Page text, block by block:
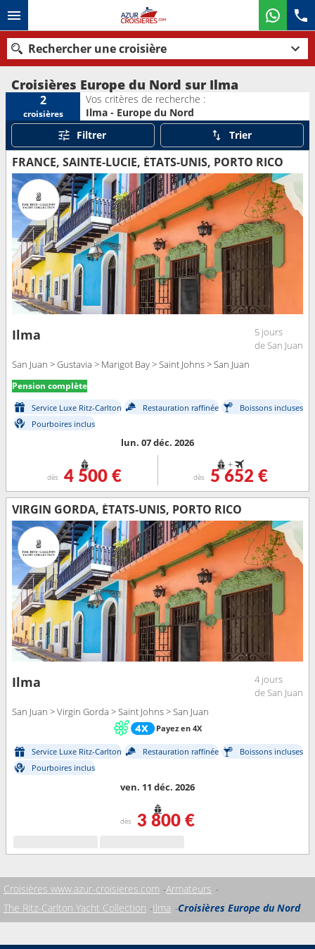
Rechercher une croisière
Nos destinations
Mois de départ
Ports Compagnies
Rechercher
Croisières Europe du Nord sur Ilma
2
croisières
Vos critères de recherche :
Ilma - Europe du Nord
Filtrer Trier
FRANCE, SAINTE-LUCIE, ÉTATS-UNIS, PORTO RICO
Ilma
5 jours
de San Juan
San Juan > Gustavia > Marigot Bay > Saint Johns > San Juan
Pension complète
Service Luxe Ritz-Carlton Restauration raffinée
Boissons incluses
Pourboires inclus
lun. 07 déc. 2026
dès 4 500 €
+
dès 5 652 €
VIRGIN GORDA, ÉTATS-UNIS, PORTO RICO
Ilma
4 jours
de San Juan
San Juan > Virgin Gorda > Saint Johns > San Juan
Payez en 4X
Service Luxe Ritz-Carlton Restauration raffinée
Boissons incluses
Pourboires inclus
ven. 11 déc. 2026
dès 3 800 €
Croisières www.azur-croisieres.com Armateurs
The Ritz-Carlton Yacht Collection Ilma Croisières Europe du Nord